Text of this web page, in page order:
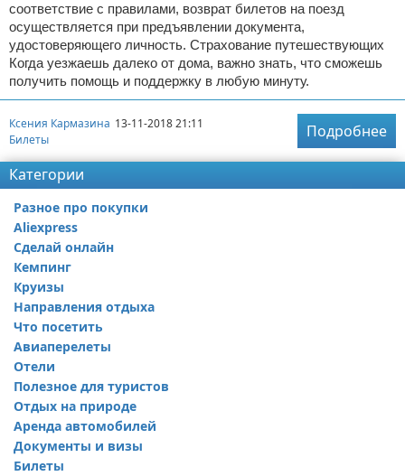
соответствие с правилами, возврат билетов на поезд
осуществляется при предъявлении документа,
удостоверяющего личность. Страхование путешествующих
Когда уезжаешь далеко от дома, важно знать, что сможешь
получить помощь и поддержку в любую минуту.
Ксения Кармазина 13-11-2018 21:11
Билеты
Подробнее
Категории
Разное про покупки
Aliexpress
Сделай онлайн
Кемпинг
Круизы
Направления отдыха
Что посетить
Авиаперелеты
Отели
Полезное для туристов
Отдых на природе
Аренда автомобилей
Документы и визы
Билеты